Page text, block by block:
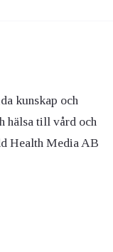
kunskap och
hälsa till vård och
Health Media AB